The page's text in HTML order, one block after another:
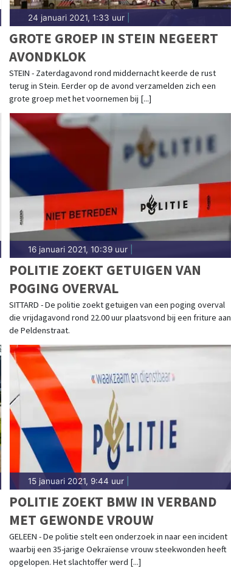
24 januari 2021, 1:33 uur|
GROTE GROEP IN STEIN NEGEERT
AVONDKLOK
STEIN - Zaterdagavond rond middernacht keerde de rust
terug in Stein. Eerder op de avond verzamelden zich een
grote groep met het voornemen bij [...]
16 januari 2021, 10:39 uur|
POLITIE ZOEKT GETUIGEN VAN
POGING OVERVAL
SITTARD - De politie zoekt getuigen van een poging overval
die vrijdagavond rond 22.00 uur plaatsvond bij een friture aan
de Peldenstraat.
15 januari 2021, 9:44 uur|
POLITIE ZOEKT BMW IN VERBAND
MET GEWONDE VROUW
GELEEN - De politie stelt een onderzoek in naar een incident
waarbij een 35-jarige Oekraïense vrouw steekwonden heeft
opgelopen. Het slachtoffer werd [...]